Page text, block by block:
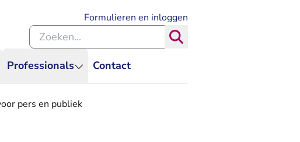
Professionals Contact
Formulieren en inloggen
Zoeken binnen de Rechtspraak
pers en publiek